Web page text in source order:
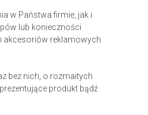
w Państwa firmie, jak i
lub konieczności
akcesoriów reklamowych
bez nich, o rozmaitych
produkt bądź